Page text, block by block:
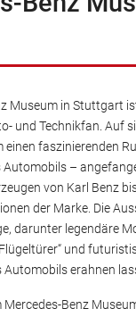
Museum in Stuttgart
und Technikfan. Auf
einen faszinierenden
Automobils –
von Karl Benz
der Marke. Die
darunter legendäre
und
Automobils erahnen
Mercedes-Benz